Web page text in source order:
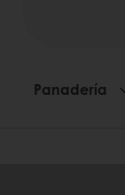
Panadería